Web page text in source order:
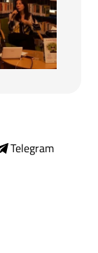
Telegram